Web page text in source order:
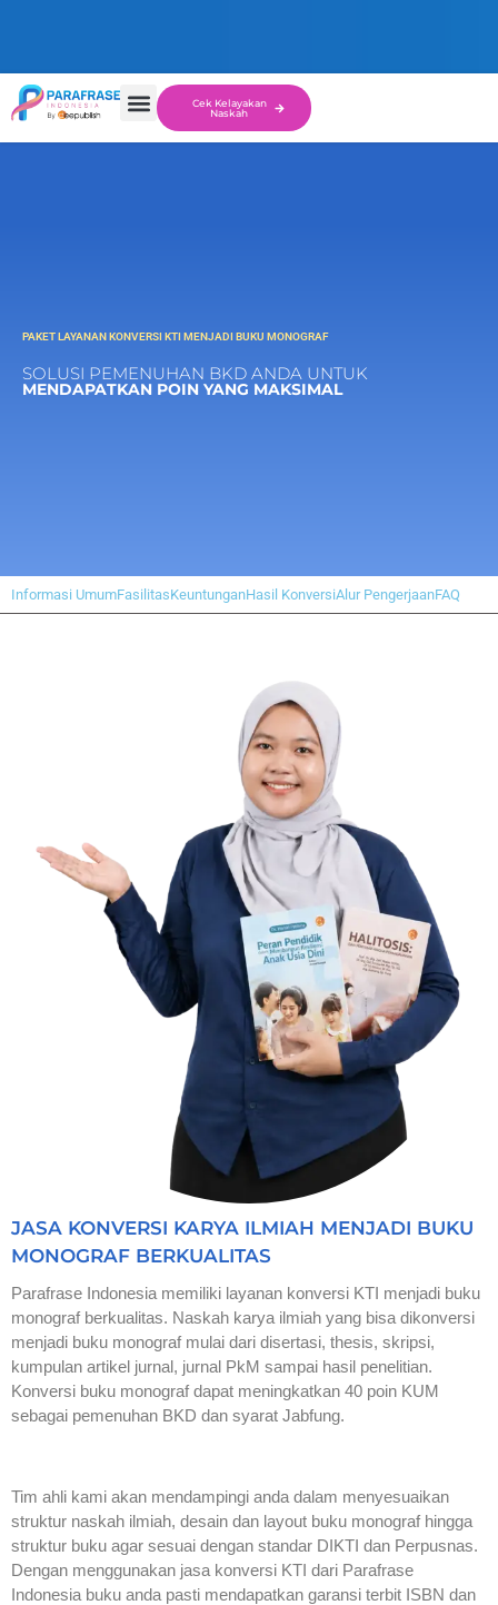
Cek Kelayakan
Naskah
PAKET LAYANAN KONVERSI KTI MENJADI BUKU MONOGRAF
SOLUSI PEMENUHAN BKD ANDA UNTUK
MENDAPATKAN POIN YANG MAKSIMAL
Informasi UmumFasilitasKeuntunganHasil KonversiAlur PengerjaanFAQ
JASA KONVERSI KARYA ILMIAH MENJADI BUKU
MONOGRAF BERKUALITAS
Parafrase Indonesia memiliki layanan konversi KTI menjadi buku
monograf berkualitas. Naskah karya ilmiah yang bisa dikonversi
menjadi buku monograf mulai dari disertasi, thesis, skripsi,
kumpulan artikel jurnal, jurnal PkM sampai hasil penelitian.
Konversi buku monograf dapat meningkatkan 40 poin KUM
sebagai pemenuhan BKD dan syarat Jabfung.
Tim ahli kami akan mendampingi anda dalam menyesuaikan
struktur naskah ilmiah, desain dan layout buku monograf hingga
struktur buku agar sesuai dengan standar DIKTI dan Perpusnas.
Dengan menggunakan jasa konversi KTI dari Parafrase
Indonesia buku anda pasti mendapatkan garansi terbit ISBN dan